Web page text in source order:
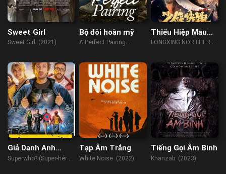
Sweet Girl
Sweet Girl (2021)
Bộ đôi hoàn mỹ
A Perfect Pairing
Thiếu Hiệp Mau
Chạy Đi
LONGXING NORTHERN
Giả Danh Anh
Hùng
Superwho? (Super-héros
Tạp Âm Trắng
White Noise (2022)
Tiếng Gọi Âm Binh
Khanzab (2023)